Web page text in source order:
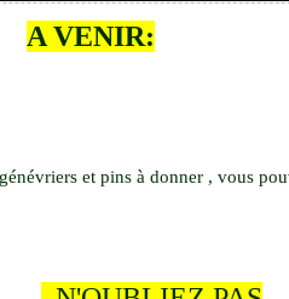
A VENIR:
et pins à donner , vous